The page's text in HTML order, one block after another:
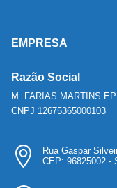
EMPRESA
Razão Social
M. FARIAS MARTINS
CNPJ 12675365000103
Rua Gaspar
CEP: 96825002 -